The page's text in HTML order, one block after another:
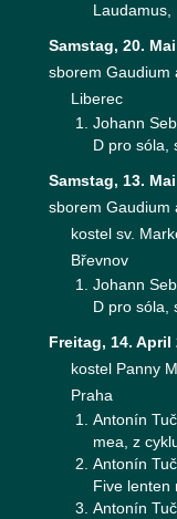
Laudamus,
Samstag, 20.
sborem Gaudium
Liberec
Johann
D pro sóla,
Samstag, 13.
sborem Gaudium
kostel sv.
Břevnov
Johann
D pro sóla,
Freitag, 14. April
kostel Panny
Praha
Antonín
mea, z
Antonín
Five lenten
Antonín